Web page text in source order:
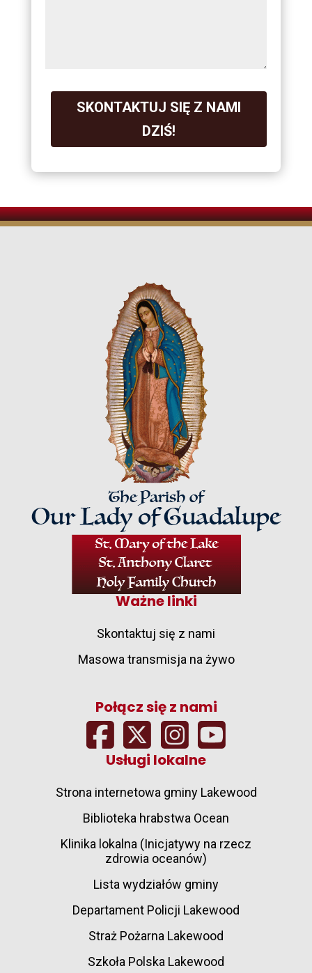
SKONTAKTUJ SIĘ Z NAMI
DZIŚ!
Ważne linki
Skontaktuj się z nami
Masowa transmisja na żywo
Połącz się z nami
Usługi lokalne
Strona internetowa gminy Lakewood
Biblioteka hrabstwa Ocean
Klinika lokalna (Inicjatywy na rzecz
zdrowia oceanów)
Lista wydziałów gminy
Departament Policji Lakewood
Straż Pożarna Lakewood
Szkoła Polska Lakewood